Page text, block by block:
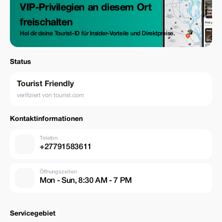
VIP-Privilegien an diesem Ort
freischalten
Hol dir deine Tourist-ID für Insider-Vorteile und Direktpreise.
Status
Tourist Friendly
verifiziert von tourist.com
Kontaktinformationen
Telefon
+27791583611
Öffnungszeiten
Mon - Sun, 8:30 AM - 7 PM
Servicegebiet